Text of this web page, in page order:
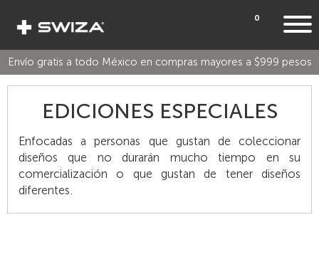
0
Envío gratis a todo México en compras mayores a $999 pesos
EDICIONES ESPECIALES
Enfocadas a personas que gustan de coleccionar
diseños que no durarán mucho tiempo en su
comercialización o que gustan de tener diseños
diferentes.